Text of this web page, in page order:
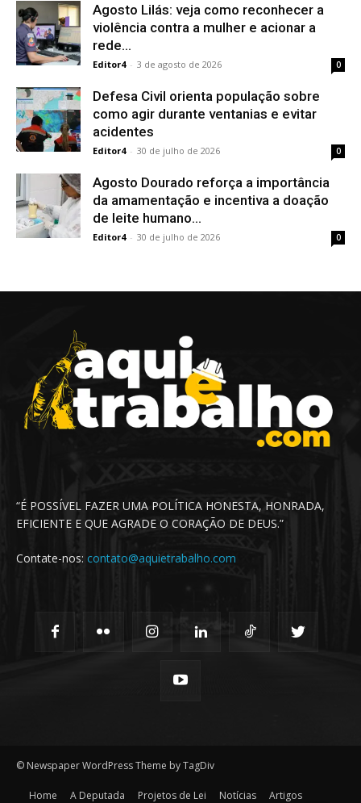
Agosto Lilás: veja como reconhecer a
violência contra a mulher e acionar a
rede...
Editor4 - 3 de agosto de 2026 0
Defesa Civil orienta população sobre
como agir durante ventanias e evitar
acidentes
Editor4 - 30 de julho de 2026 0
Agosto Dourado reforça a importância
da amamentação e incentiva a doação
de leite humano...
Editor4 - 30 de julho de 2026 0
“É POSSÍVEL FAZER UMA POLÍTICA HONESTA, HONRADA,
EFICIENTE E QUE AGRADE O CORAÇÃO DE DEUS.”
Contate-nos: contato@aquietrabalho.com
© Newspaper WordPress Theme by TagDiv
Home A Deputada Projetos de Lei Notícias Artigos